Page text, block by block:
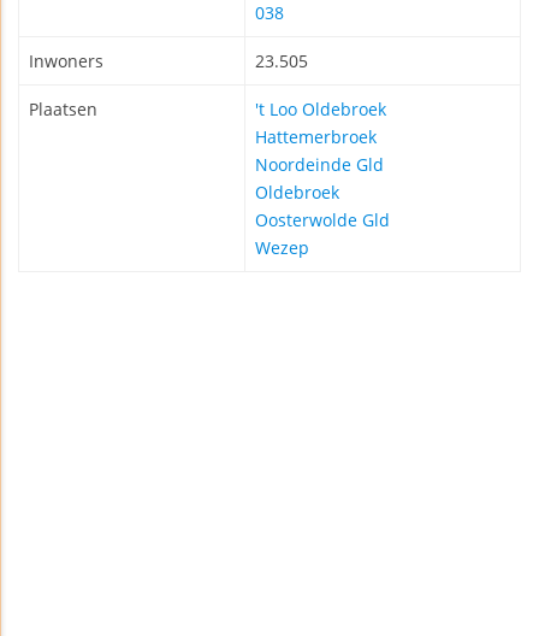
038
Inwoners 23.505
Plaatsen
't Loo Oldebroek
Hattemerbroek
Noordeinde Gld
Oldebroek
Oosterwolde Gld
Wezep